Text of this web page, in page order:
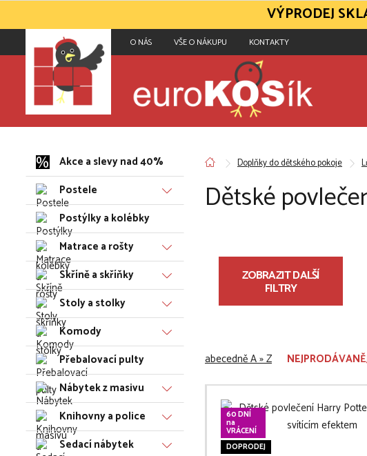
O NÁS VŠE O NÁKUPU KONTAKTY
Akce a slevy nad 40%
Postele
Postýlky a kolébky
Matrace a rošty
Skříně a skříňky
Stoly a stolky
Komody
Přebalovací pulty
Nábytek z masivu
Knihovny a police
Sedací nábytek
Doplňky do dětského pokoje
Dětské
ZOBRAZIT DALŠÍ
FILTRY
abecedně A » Z
60 DNÍ
na
VRÁCENÍ
DOPRODEJ
VÝPRODEJ